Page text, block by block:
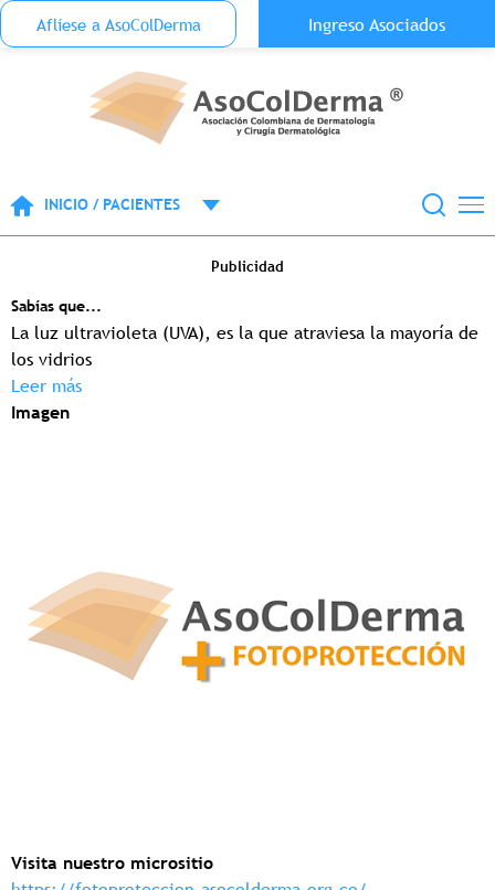
Pasar al contenido principal
Menu Top Anónimo
Aflíese a AsoColDerma Ingreso Asociados
INICIO / PACIENTES
Publicidad
Sabías que...
La luz ultravioleta (UVA), es la que atraviesa la mayoría de
los vidrios
Leer más
Imagen
Visita nuestro micrositio